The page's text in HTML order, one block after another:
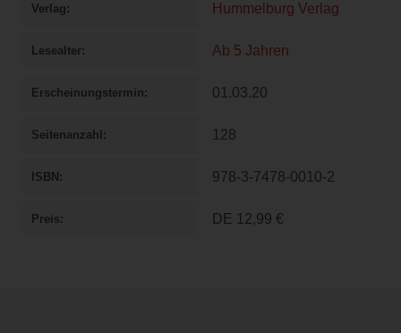
Verlag Hummelburg Verlag
Lesealter Ab 5 Jahren
Erscheinungstermin 01.03.20
Seitenanzahl 128
ISBN 978-3-7478-0010-2
Preis DE 12,99 €